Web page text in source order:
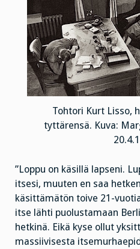
Tohtori Kurt Lisso,
tyttärensä. Kuva:
”Loppu on käsillä lapseni.
itsesi, muuten en saa
käsittämätön toive 21-
itse lähti puolustamaan
hetkinä. Eikä kyse ollut
massiivisesta